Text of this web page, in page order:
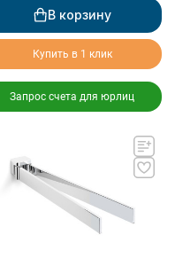
В корзину
Купить в 1 клик
Запрос счета для юрлиц